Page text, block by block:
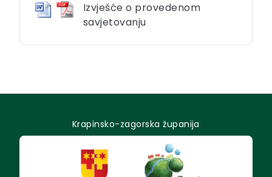
Izvješće o provedenom
savjetovanju
Krapinsko-zagorska županija